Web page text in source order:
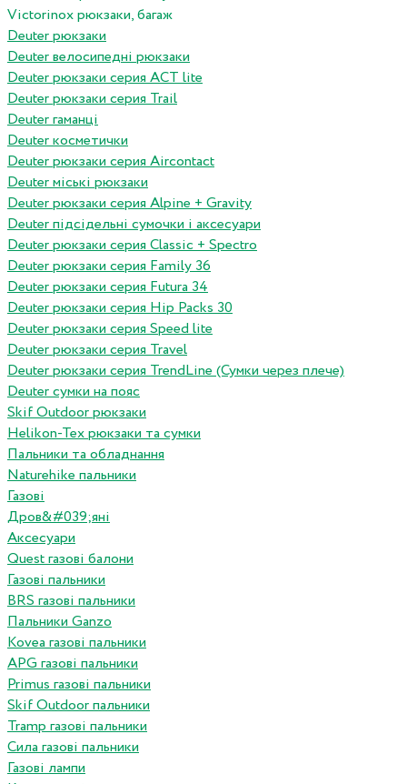
Victorinox рюкзаки, багаж
Deuter рюкзаки
Deuter велосипедні рюкзаки
Deuter рюкзаки серия ACT lite
Deuter рюкзаки серия Trail
Deuter гаманці
Deuter косметички
Deuter рюкзаки серия Aircontact
Deuter міські рюкзаки
Deuter рюкзаки серия Alpine + Gravity
Deuter підсідельні сумочки і аксесуари
Deuter рюкзаки серия Classic + Spectro
Deuter рюкзаки серия Family 36
Deuter рюкзаки серия Futura 34
Deuter рюкзаки серия Hip Packs 30
Deuter рюкзаки серия Speed lite
Deuter рюкзаки серия Travel
Deuter рюкзаки серия TrendLine (Сумки через плече)
Deuter сумки на пояс
Skif Outdoor рюкзаки
Helikon-Tex рюкзаки та сумки
Пальники та обладнання
Naturehike пальники
Газові
Дров&#039;яні
Аксесуари
Quest газові балони
Газові пальники
BRS газові пальники
Пальники Ganzo
Kovea газові пальники
APG газові пальники
Primus газові пальники
Skif Outdoor пальники
Tramp газові пальники
Сила газові пальники
Газові лампи